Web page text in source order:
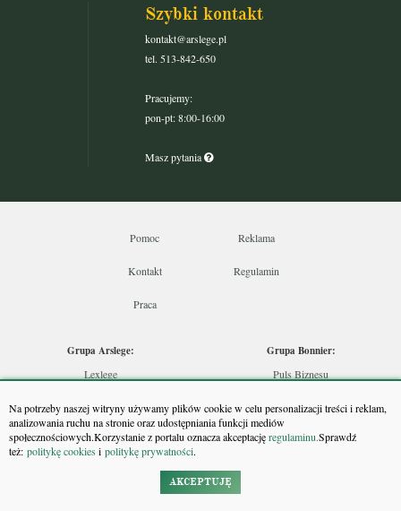
Na potrzeby naszej witryny używamy plików cookie w celu personalizacji treści i reklam,
analizowania ruchu na stronie oraz udostępniania funkcji mediów
społecznościowych.Korzystanie z portalu oznacza akceptacjęregulaminu.Sprawdź
też: politykę cookiesi politykę prywatności.
AKCEPTUJĘ
Szybki kontakt
kontakt@arslege.pl
tel. 513-842-650
Pracujemy:
pon-pt: 8:00-16:00
Masz pytania
Pomoc Reklama
Kontakt Regulamin
Praca
Grupa Arslege:
Lexlege
Skarbowcy
Urzędnik
Rzeczoznawca
Grupa Bonnier:
Puls Biznesu
Puls Medycyny
Monitor Firm